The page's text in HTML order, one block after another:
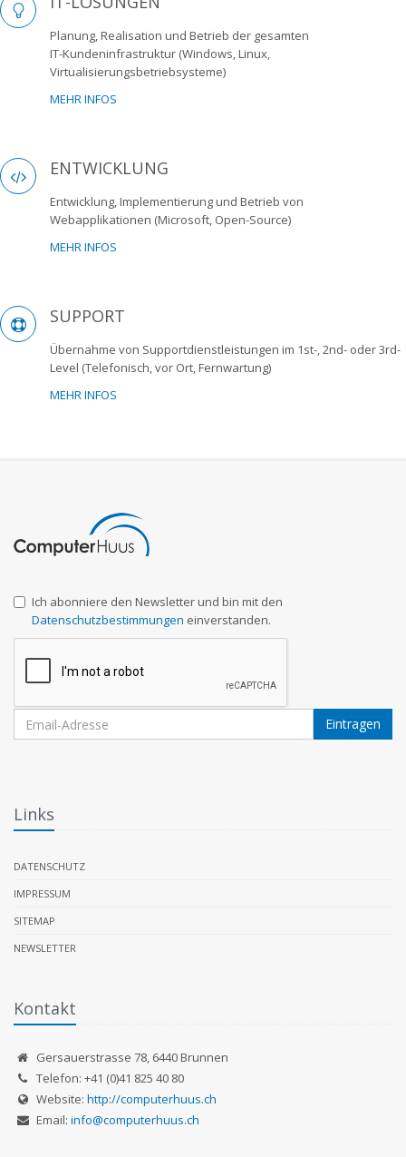
Planung, Realisation und Betrieb der gesamten
IT-Kundeninfrastruktur (Windows, Linux,
Virtualisierungsbetriebsysteme)
MEHR INFOS
ENTWICKLUNG
Entwicklung, Implementierung und Betrieb von
Webapplikationen (Microsoft, Open-Source)
MEHR INFOS
SUPPORT
Übernahme von Supportdienstleistungen im 1st-, 2nd- oder 3rd-
Level (Telefonisch, vor Ort, Fernwartung)
MEHR INFOS
Ich abonniere den Newsletter und bin mit den
Datenschutzbestimmungen einverstanden.
Eintragen
Links
DATENSCHUTZ
IMPRESSUM
SITEMAP
NEWSLETTER
Kontakt
Gersauerstrasse 78, 6440 Brunnen
Telefon: +41 (0)41 825 40 80
Website: http://computerhuus.ch
Email: info@computerhuus.ch